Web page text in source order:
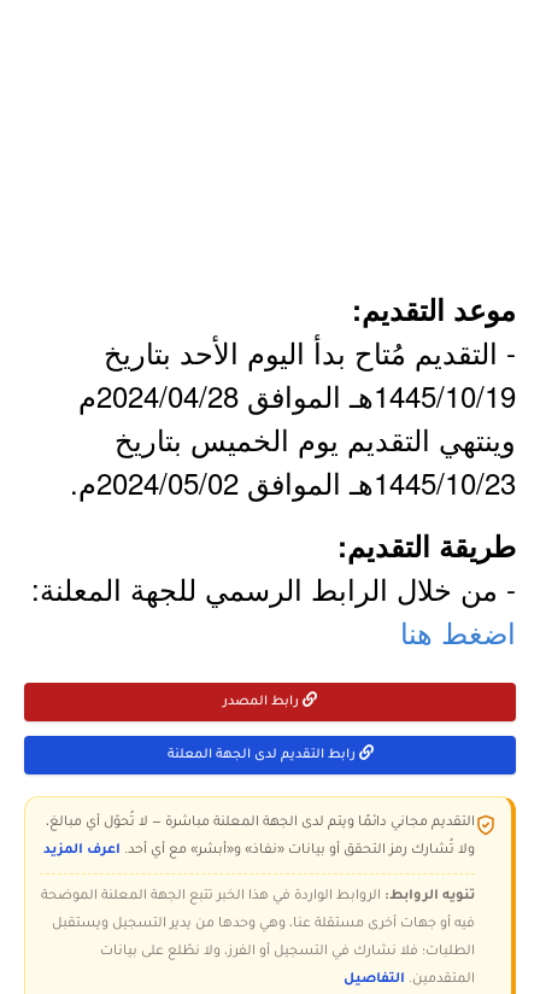
موعد التقديم:
- التقديم مُتاح بدأ اليوم الأحد بتاريخ
1445/10/19هـ الموافق 2024/04/28م
وينتهي التقديم يوم الخميس بتاريخ
1445/10/23هـ الموافق 2024/05/02م.
طريقة التقديم:
- من خلال الرابط الرسمي للجهة المعلنة:
اضغط هنا
رابط المصدر
رابط التقديم لدى الجهة المعلنة
التقديم مجاني دائمًا ويتم لدى الجهة المعلنة مباشرة — لا تُحوّل أي مبالغ،
ولا تُشارك رمز التحقق أو بيانات «نفاذ» و«أبشر» مع أي أحد. اعرف المزيد
تنويه الروابط: الروابط الواردة في هذا الخبر تتبع الجهة المعلنة الموضحة
فيه أو جهات أخرى مستقلة عنا، وهي وحدها من يدير التسجيل ويستقبل
الطلبات؛ فلا نشارك في التسجيل أو الفرز، ولا نطّلع على بيانات
المتقدمين. التفاصيل